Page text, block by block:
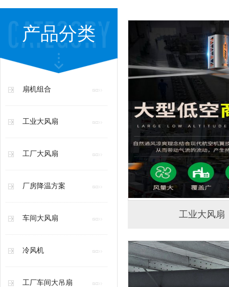
产品分类
扇机组合
工业大风扇
工厂大风扇
厂房降温方案
车间大风扇
冷风机
工厂车间大吊扇
工业大风扇